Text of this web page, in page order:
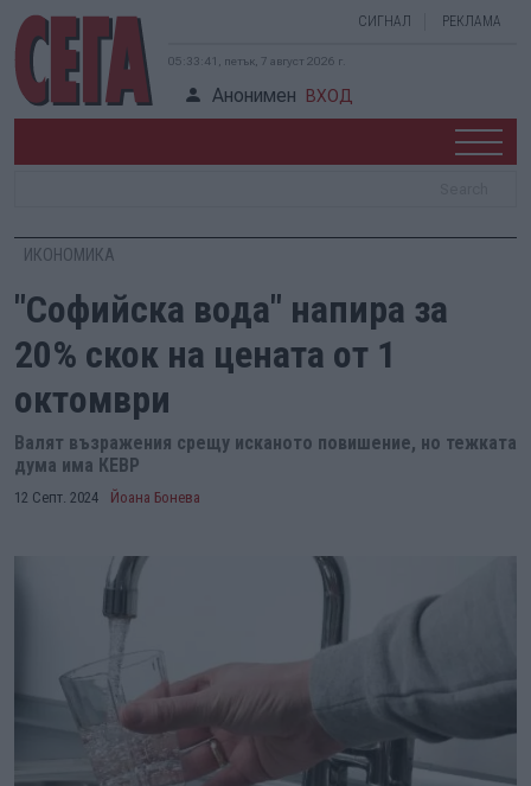
СИГНАЛ РЕКЛАМА
05:33:42, петък, 7 август 2026 г.
Анонимен ВХОД
ИКОНОМИКА
"Софийска вода" напира за
20% скок на цената от 1
октомври
Валят възражения срещу исканото повишение, но тежката
дума има КЕВР
12 Септ. 2024 Йоана Бонева